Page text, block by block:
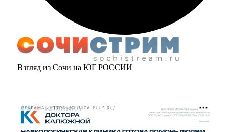
Взгляд из Сочи на ЮГ РОССИИ
РЕКЛАМА • HTTPS://CLINICA-PLUS.RU/